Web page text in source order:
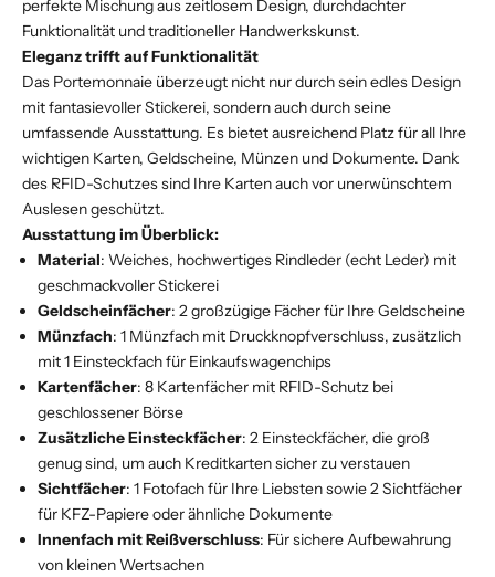
perfekte Mischung aus zeitlosem Design, durchdachter
Funktionalität und traditioneller Handwerkskunst.
Eleganz trifft auf Funktionalität
Das Portemonnaie überzeugt nicht nur durch sein edles Design
mit fantasievoller Stickerei, sondern auch durch seine
umfassende Ausstattung. Es bietet ausreichend Platz für all Ihre
wichtigen Karten, Geldscheine, Münzen und Dokumente. Dank
des RFID-Schutzes sind Ihre Karten auch vor unerwünschtem
Auslesen geschützt.
Ausstattung im Überblick:
Material: Weiches, hochwertiges Rindleder (echt Leder) mit
geschmackvoller Stickerei
Geldscheinfächer: 2 großzügige Fächer für Ihre Geldscheine
Münzfach: 1 Münzfach mit Druckknopfverschluss, zusätzlich
mit 1 Einsteckfach für Einkaufswagenchips
Kartenfächer: 8 Kartenfächer mit RFID-Schutz bei
geschlossener Börse
Zusätzliche Einsteckfächer: 2 Einsteckfächer, die groß
genug sind, um auch Kreditkarten sicher zu verstauen
Sichtfächer: 1 Fotofach für Ihre Liebsten sowie 2 Sichtfächer
für KFZ-Papiere oder ähnliche Dokumente
Innenfach mit Reißverschluss: Für sichere Aufbewahrung
von kleinen Wertsachen